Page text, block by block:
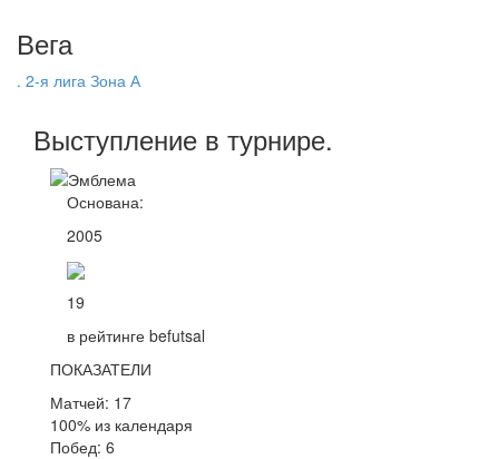
Вега
. 2-я лига Зона А
Выступление в турнире.
Основана:
2005
19
в рейтинге befutsal
ПОКАЗАТЕЛИ
Матчей: 17
100% из календаря
Побед: 6